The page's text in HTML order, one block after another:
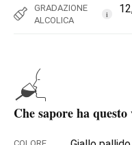
GRADAZIONE
ALCOLICA
i
Che sapore ha questo
COLORE